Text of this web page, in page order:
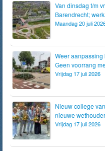
Van dinsdag t/m
Barendrecht;
Maandag 20 juli
Weer
Geen voorrang
Vrijdag 17 juli 2026
Nieuw college
nieuwe
Vrijdag 17 juli 2026